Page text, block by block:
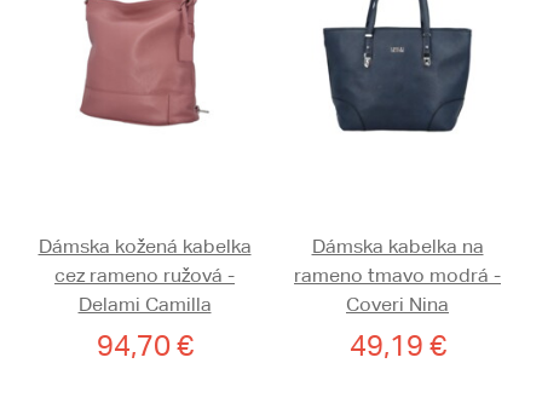
Dámska kožená kabelka
cez rameno ružová -
Delami Camilla
94,70 €
Dámska kabelka na
rameno tmavo modrá -
Coveri Nina
49,19 €